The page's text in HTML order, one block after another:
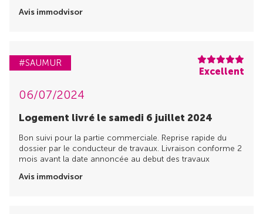
Avis immodvisor
#SAUMUR
Excellent
06/07/2024
Logement livré le samedi 6 juillet 2024
Bon suivi pour la partie commerciale. Reprise rapide du
dossier par le conducteur de travaux. Livraison conforme 2
mois avant la date annoncée au debut des travaux
Avis immodvisor